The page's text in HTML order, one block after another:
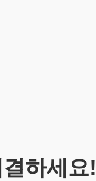
하세요!